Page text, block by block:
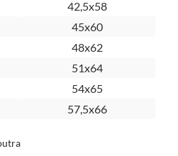
42,5x58
45x60
48x62
51x64
54x65
57,5x66